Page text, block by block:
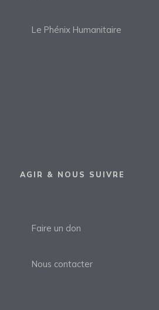
Le Phénix Humanitaire
AGIR & NOUS SUIVRE
Faire un don
Nous contacter